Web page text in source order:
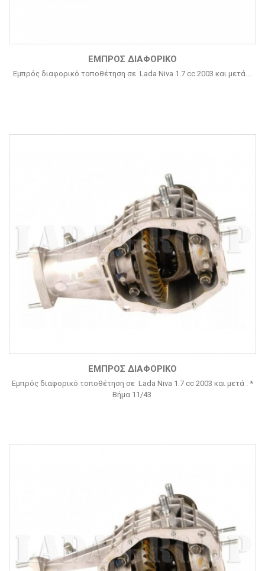
ΕΜΠΡΌΣ ΔΙΑΦΟΡΙΚΌ
Εμπρός διαφορικό τοποθέτηση σε Lada Niva 1.7 cc 2003 και μετά....
ΕΜΠΡΌΣ ΔΙΑΦΟΡΙΚΌ
Εμπρός διαφορικό τοποθέτηση σε Lada Niva 1.7 cc 2003 και μετά . *
Βήμα 11/43